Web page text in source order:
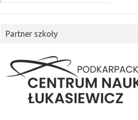
Partner szkoły